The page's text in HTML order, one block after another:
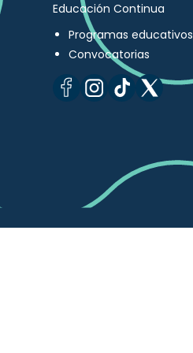
Educación Continua
Programas educativos
Convocatorias